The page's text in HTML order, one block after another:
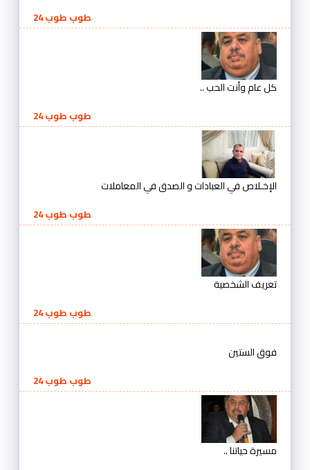
طوب طوب 24
كل عام وأنت الحب ..
طوب طوب 24
الإخـلاص في العبادات و الصدق في المعاملات
طوب طوب 24
تعريف الشخصية
طوب طوب 24
فوق الستين
طوب طوب 24
مسيرة حياتنا ..